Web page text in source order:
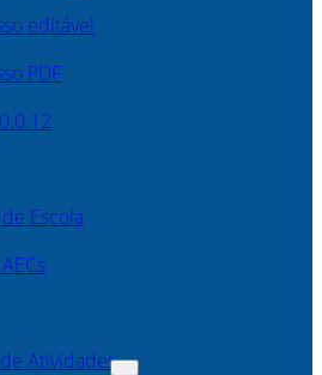
editável
PDF
Escola
Atividades